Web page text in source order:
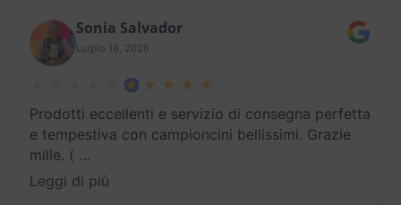
Sonia Salvador
Luglio 16, 2026
Prodotti eccellenti e servizio di consegna perfetta
e tempestiva con campioncini bellissimi. Grazie
mille. ( …
Leggi di più